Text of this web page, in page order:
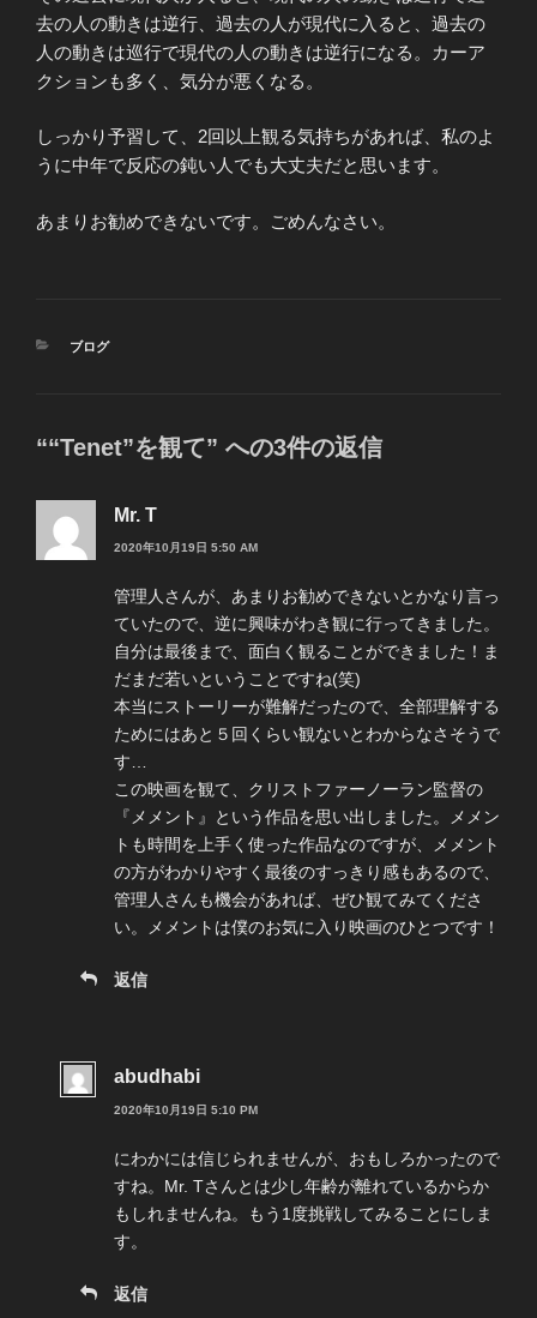
去の人の動きは逆行、過去の人が現代に入ると、過去の
人の動きは巡行で現代の人の動きは逆行になる。カーア
クションも多く、気分が悪くなる。
しっかり予習して、2回以上観る気持ちがあれば、私のよ
うに中年で反応の鈍い人でも大丈夫だと思います。
あまりお勧めできないです。ごめんなさい。
カ
ブログ
““Tenet”を観て” への3件の返信
Mr. T
2020年10月19日 5:50 AM
管理人さんが、あまりお勧めできないとかなり言っ
ていたので、逆に興味がわき観に行ってきました。
自分は最後まで、面白く観ることができました！ま
だまだ若いということですね(笑)
本当にストーリーが難解だったので、全部理解する
ためにはあと５回くらい観ないとわからなさそうで
す…
この映画を観て、クリストファーノーラン監督の
『メメント』という作品を思い出しました。メメン
トも時間を上手く使った作品なのですが、メメント
の方がわかりやすく最後のすっきり感もあるので、
管理人さんも機会があれば、ぜひ観てみてくださ
い。メメントは僕のお気に入り映画のひとつです！
返信
abudhabi
2020年10月19日 5:10 PM
にわかには信じられませんが、おもしろかったので
すね。Mr. Tさんとは少し年齢が離れているからか
もしれませんね。もう1度挑戦してみることにしま
す。
返信